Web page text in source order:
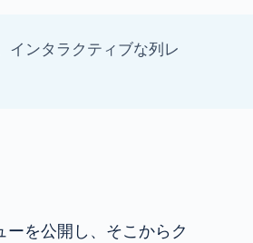
インタラクティブな列レ
を公開し、そこからク